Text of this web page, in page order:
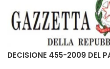
DECISIONE 455-2009 DEL